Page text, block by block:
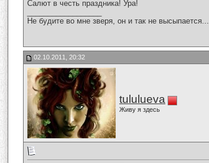
Салют в честь праздника! Ура!
Не будите во мне зверя, он и так не высыпается...
02.10.2011, 20:32
tululueva
Живу я здесь